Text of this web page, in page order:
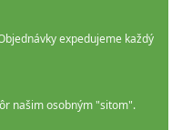
expedujeme každý
našim osobným "sitom".